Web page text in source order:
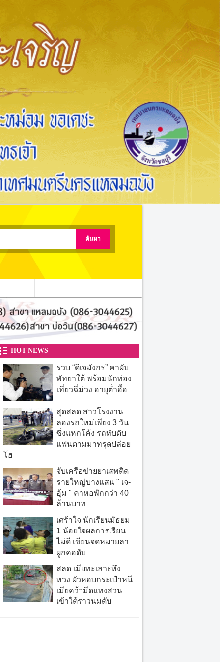
HOT NEWS
รวบ “ดีเจมังกร” คาผับ
พัทยาใต้ พร้อมนักท่อง
เที่ยวฉี่ม่วง อายุต่ำอื้อ
สุดสลด สาวโรงงาน
ลองรถใหม่เพียง 3 วัน
ซิ่งแหกโค้ง รถทับดับ
แฟนตามมาทรุดปล่อย
โฮ
จับเครือข่ายยาเสพติด
รายใหญ่บางแสน " เจ-
อุ้ม " คาหอพักกว่า 40
ล้านบาท
เศร้าใจ นักเรียนมัธยม
1 น้อยใจผลการเรียน
ไม่ดี เขียนจดหมายลา
ผูกคอดับ
สลด เมียทะเลาะหึง
หวง ผัวหอบกระเป๋าหนี
เมียคว้ามีดแทงสวน
เข้าใต้ราวนมดับ